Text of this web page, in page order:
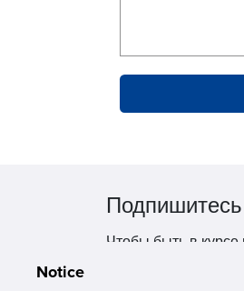
Подпишитесь
Чтобы быть в
Notice